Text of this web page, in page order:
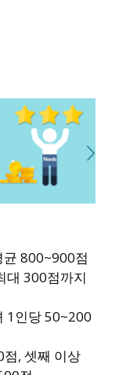
균 800~900점
대 300점까지
1인당 50~200
, 셋째 이상